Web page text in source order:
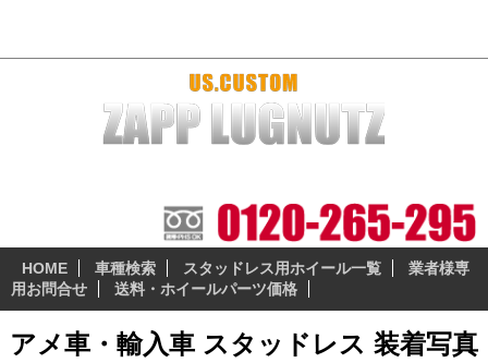
HOME 車種検索 スタッドレス用ホイール一覧
業者様専
用お問合せ
送料・ホイールパーツ価格
アメ車・輸入車 スタッドレス 装着写真